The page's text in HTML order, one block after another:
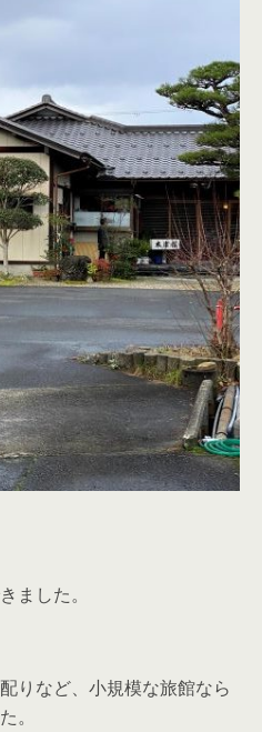
ました。
りなど、小規模な旅館なら
。